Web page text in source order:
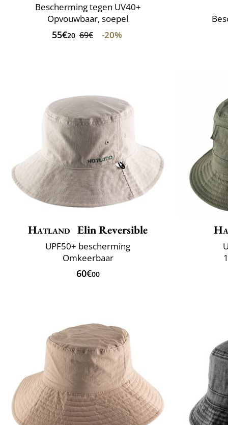
Bescherming tegen UV40+
Opvouwbaar, soepel
55€20 69€ -20%
Hatland Elin Reversible
UPF50+ bescherming
Omkeerbaar
60€00